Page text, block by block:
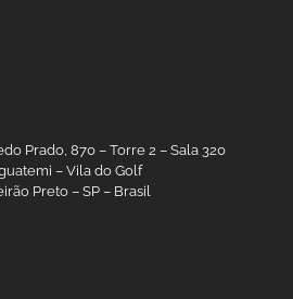
Prado, 870 – Torre 2 – Sala 320
– Vila do Golf
Preto – SP – Brasil